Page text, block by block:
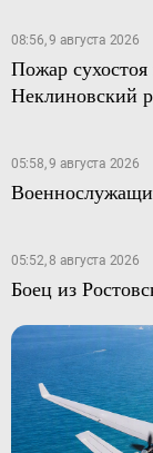
08:56, 9 августа 2026
Пожар
Неклиновский
05:58, 9 августа 2026
05:52, 8 августа 2026
Боец из